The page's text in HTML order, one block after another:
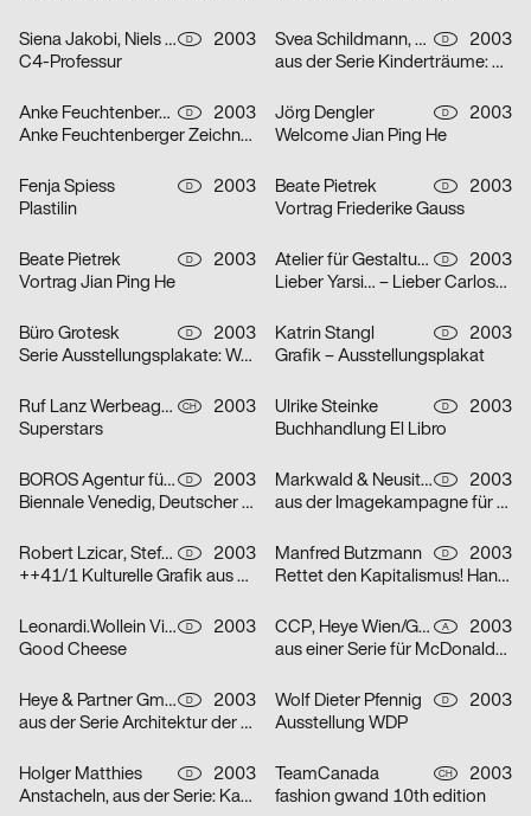
Siena Jakobi, Niels Verhaag D
2003
C4-Professur
Svea Schildmann, Kathrin Nahlik D
2003
aus der Serie Kinderträume: Feuerwehr
Anke Feuchtenberger D
2003
Anke Feuchtenberger Zeichnungen
Jörg Dengler D
2003
Welcome Jian Ping He
Fenja Spiess D
2003
Plastilin
Beate Pietrek D
2003
Vortrag Friederike Gauss
Beate Pietrek D
2003
Vortrag Jian Ping He
Atelier für Gestaltung D
2003
Lieber Yarsi… – Lieber Carlos… – Serie von zwei Plakaten
Büro Grotesk D
2003
Serie Ausstellungsplakate: Wolfgang Vetten – Jürgen Paas – Kunstauktion
Katrin Stangl D
2003
Grafik – Ausstellungsplakat
Ruf Lanz Werbeagentur AG CH
2003
Superstars
Ulrike Steinke D
2003
Buchhandlung El Libro
BOROS Agentur für Kommunikation D
2003
Biennale Venedig, Deutscher Pavillon
Markwald & Neusitzer D
2003
aus der Imagekampagne für die Deutsche Aidshilfe e.V.
Robert Lzicar, Stefanie Preis D
2003
++41/1 Kulturelle Grafik aus Zürich
Manfred Butzmann D
2003
Rettet den Kapitalismus! Handelt jetzt!
Leonardi.Wollein Visuelle Konzepte D
2003
Good Cheese
CCP, Heye Wien/GBK,Heye München A
2003
aus einer Serie für McDonalds Österreich (Gabeln)
Heye & Partner GmbH D
2003
aus der Serie Architektur der Obdachlosigkeit: Motiv Citylight/Motiv Litfaßsäule
Wolf Dieter Pfennig D
2003
Ausstellung WDP
Holger Matthies D
2003
Anstacheln, aus der Serie: Kammerspiele – typografische Themenplakate
TeamCanada CH
2003
fashion gwand 10th edition